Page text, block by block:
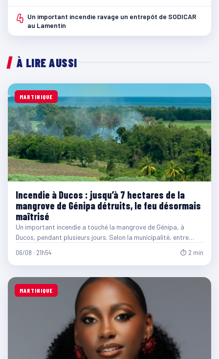
4 Un important incendie ravage un entrepôt de SODICAR
au Lamentin
À LIRE AUSSI
MARTINIQUE
Incendie à Ducos : jusqu’à 7 hectares de la
mangrove de Génipa détruits, le feu désormais
maîtrisé
Un important incendie a touché la mangrove de Génipa, à
Ducos, pendant plusieurs jours. Selon la municipalité, entre…
06/08 · 21h54 ⏱ 2 min
MARTINIQUE